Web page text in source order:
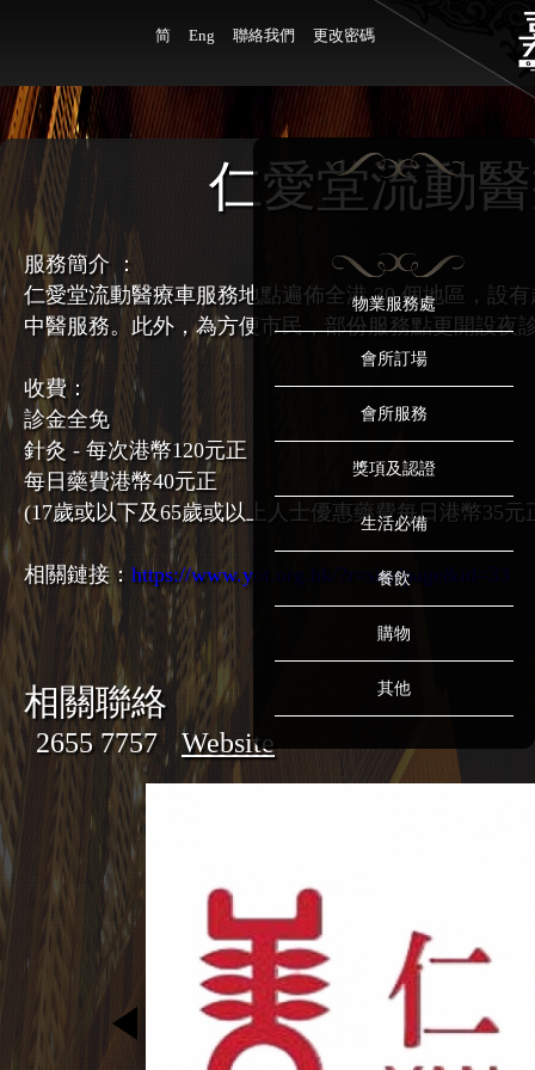
简 Eng 聯絡我們 更改密碼
物業服務處
會所訂場
會所服務
獎項及認證
生活必備
餐飲
購物
其他
仁愛堂流動
服務簡介 ：
仁愛堂流動醫療車服務地點遍佈全港 30 個地區，設
中醫服務。此外，為方便市民，部份服務點更開設夜
收費：
診金全免
針灸 - 每次港幣120元正
每日藥費港幣40元正
(17歲或以下及65歲或以上人士優惠藥費每日港幣35
相關鏈接： https://www.yot.org.hk/?r=site/page&id=33
相關聯絡
2655 7757 Website